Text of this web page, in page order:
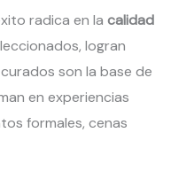
radica en la calidad
logran
son la base de
en experiencias
formales, cenas